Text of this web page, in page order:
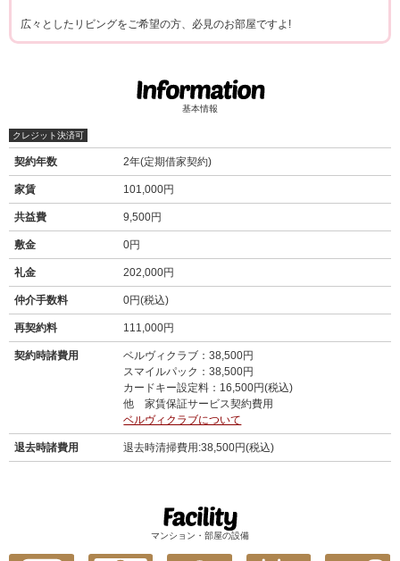
広々としたリビングをご希望の方、必見のお部屋ですよ!
基本情報
クレジット決済可
契約年数 2年(定期借家契約)
家賃 101,000円
共益費 9,500円
敷金 0円
礼金 202,000円
仲介手数料 0円(税込)
再契約料 111,000円
契約時諸費用
ベルヴィクラブ：38,500円
スマイルパック：38,500円
カードキー設定料：16,500円(税込)
他 家賃保証サービス契約費用
ベルヴィクラブについて
退去時諸費用 退去時清掃費用:38,500円(税込)
マンション・部屋の設備